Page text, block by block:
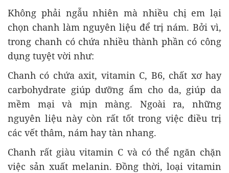
Không phải ngẫu nhiên mà nhiều chị em lại
chọn chanh làm nguyên liệu để trị nám. Bởi vì,
trong chanh có chứa nhiều thành phần có công
dụng tuyệt vời như:
Chanh có chứa axit, vitamin C, B6, chất xơ hay
carbohydrate giúp dưỡng ẩm cho da, giúp da
mềm mại và mịn màng. Ngoài ra, những
nguyên liệu này còn rất tốt trong việc điều trị
các vết thâm, nám hay tàn nhang.
Chanh rất giàu vitamin C và có thể ngăn chặn
việc sản xuất melanin. Đồng thời, loại vitamin